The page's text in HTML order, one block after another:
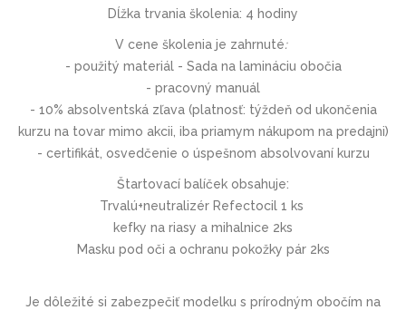
Dĺžka trvania školenia: 4 hodiny
V cene školenia je zahrnuté:
- použitý materiál - Sada na lamináciu obočia
- pracovný manuál
- 10% absolventská zľava (platnosť: týždeň od ukončenia
kurzu na tovar mimo akcii, iba priamym nákupom na predajni)
- certifikát, osvedčenie o úspešnom absolvovaní kurzu
Štartovací balíček obsahuje:
Trvalú+neutralizér Refectocil 1 ks
kefky na riasy a mihalnice 2ks
Masku pod oči a ochranu pokožky pár 2ks
Je dôležité si zabezpečiť modelku s prírodným obočím na